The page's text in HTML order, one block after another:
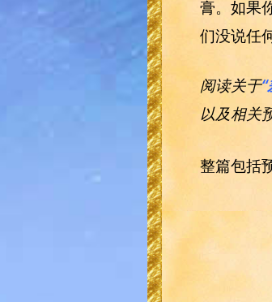
膏。如果
们没说任
阅读关于
以及相关
整篇包括